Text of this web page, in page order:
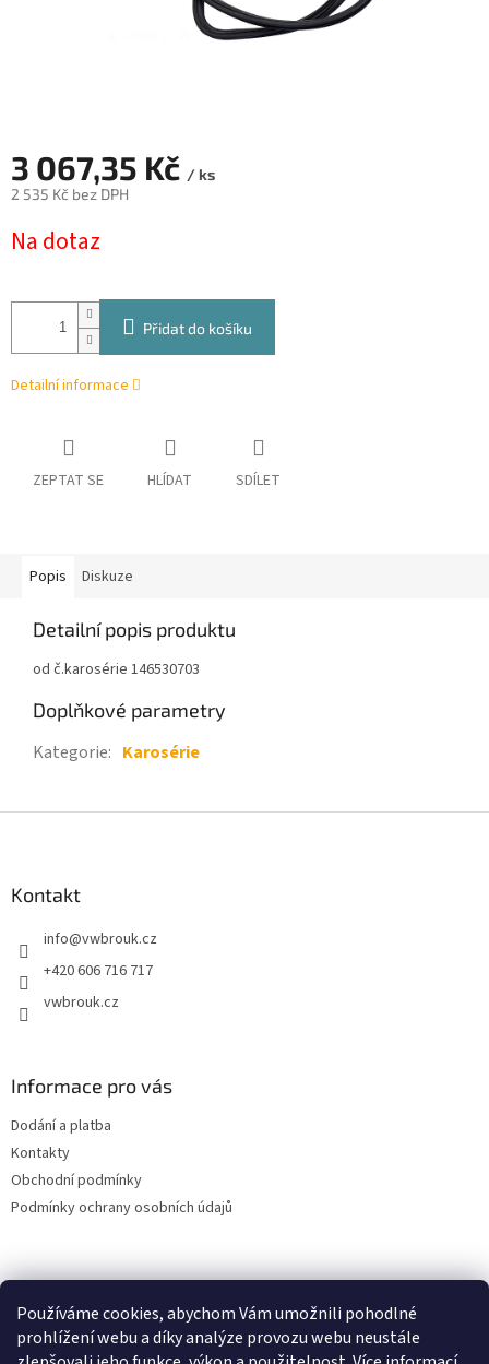
Používáme cookies, abychom Vám umožnili pohodlné
prohlížení webu a díky analýze provozu webu neustále
3 067,35 Kč / ks
2 535 Kč bez DPH
cena:
Na dotaz
Přidat do košíku
Detailní informace
ZEPTAT SE HLÍDAT SDÍLET
Popis Diskuze
Detailní popis produktu
od č.karosérie 146530703
Doplňkové parametry
Kategorie: Karosérie
Kontakt
info@vwbrouk.cz
+420 606 716 717
vwbrouk.cz
Informace pro vás
Dodání a platba
Kontakty
Obchodní podmínky
Podmínky ochrany osobních údajů